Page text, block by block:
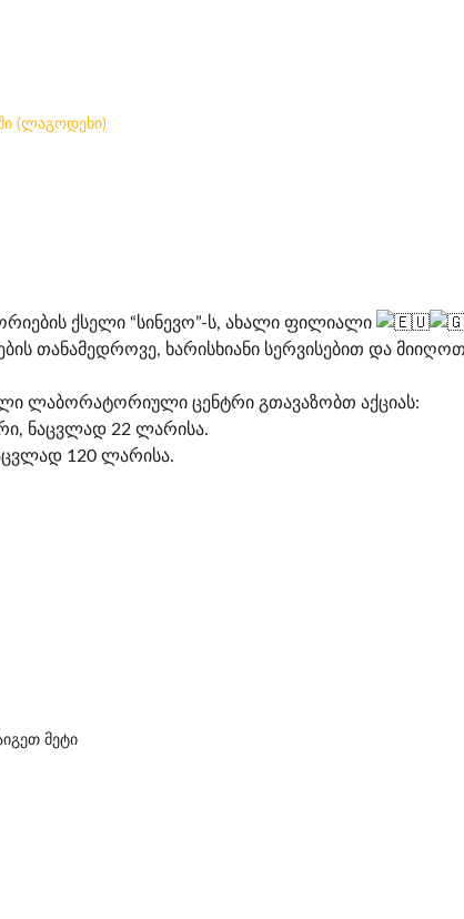
(ლაგოდეხი)
ქსელი “სინევო”-ს, ახალი ფილიალი
თანამედროვე, ხარისხიანი სერვისებით და
ლაბორატორიული ცენტრი გთავაზობთ აქციას:
ნაცვლად 22 ლარისა.
120 ლარისა.
მეტი